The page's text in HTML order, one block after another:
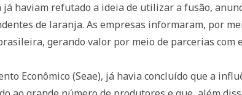
haviam refutado a ideia de utilizar a fusão,
de laranja. As empresas informaram, por
gerando valor por meio de parcerias com
Econômico (Seae), já havia concluído que a